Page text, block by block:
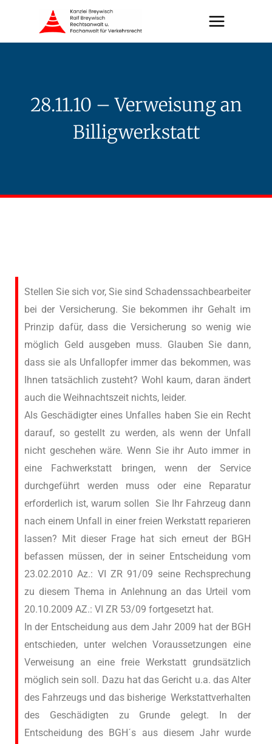
springen
28.11.10 – Verweisung an
Billigwerkstatt
Stellen Sie sich vor, Sie sind Schadenssachbearbeiter
bei der Versicherung. Sie bekommen ihr Gehalt im
Prinzip dafür, dass die Versicherung so wenig wie
möglich Geld ausgeben muss. Glauben Sie dann,
dass sie als Unfallopfer immer das bekommen, was
Ihnen tatsächlich zusteht? Wohl kaum, daran ändert
auch die Weihnachtszeit nichts, leider.
Als Geschädigter eines Unfalles haben Sie ein Recht
darauf, so gestellt zu werden, als wenn der Unfall
nicht geschehen wäre. Wenn Sie ihr Auto immer in
eine Fachwerkstatt bringen, wenn der Service
durchgeführt werden muss oder eine Reparatur
erforderlich ist, warum sollen Sie Ihr Fahrzeug dann
nach einem Unfall in einer freien Werkstatt reparieren
lassen? Mit dieser Frage hat sich erneut der BGH
befassen müssen, der in seiner Entscheidung vom
23.02.2010 Az.: VI ZR 91/09 seine Rechsprechung
zu diesem Thema in Anlehnung an das Urteil vom
20.10.2009 AZ.: VI ZR 53/09 fortgesetzt hat.
In der Entscheidung aus dem Jahr 2009 hat der BGH
entschieden, unter welchen Voraussetzungen eine
Verweisung an eine freie Werkstatt grundsätzlich
möglich sein soll. Dazu hat das Gericht u.a. das Alter
des Fahrzeugs und das bisherige Werkstattverhalten
des Geschädigten zu Grunde gelegt. In der
Entscheidung des BGH´s aus diesem Jahr wurde